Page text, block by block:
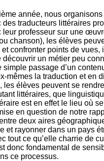
année, nous
des traducteurs littéraires
leur professeur sur une
chanson), les élèves
confronter points de vues,
découvrir un métier peu
simple passage d’un
mêmes la traduction et en
les élèves peuvent se
littéraires, que
est en effet le lieu où
en question de notre
entre deux aires
et rayonner dans un pays
tout ce qu’elle charrie de
donc fondamental de
ce processus.